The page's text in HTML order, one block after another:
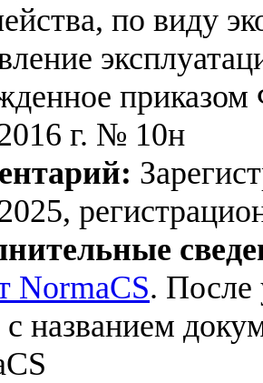
по виду
приказом
г. № 10н
NormaCS. После
названием